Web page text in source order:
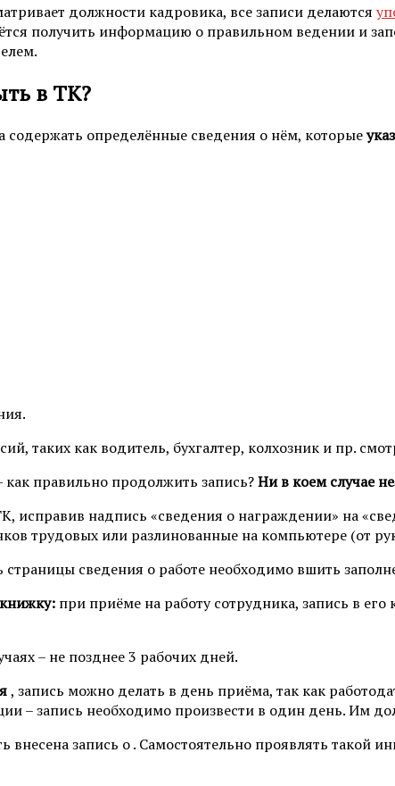
должности кадровика, все записи делаются
получить информацию о правильном ведении и
в ТК?
содержать определённые сведения о нём, которые
таких как водитель, бухгалтер, колхозник и пр.
правильно продолжить запись?Ни в коем случае
исправив надпись «сведения о награждении» на
трудовых или разлинованные на компьютере (от
страницы сведения о работе необходимо вшить
при приёме на работу сотрудника, запись в
– не позднее 3 рабочих дней.
, запись можно делать в день приёма, так как
– запись необходимо произвести в один день. Им
запись о . Самостоятельно проявлять такой